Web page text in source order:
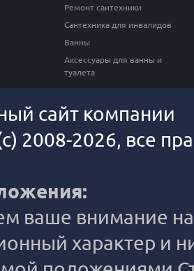
Ремонт сантехники
Сантехника для инвалидов
Ванны
Аксессуары для ванны и
туалета
сайт компании
2008-2026, все
ваше внимание на
характер и